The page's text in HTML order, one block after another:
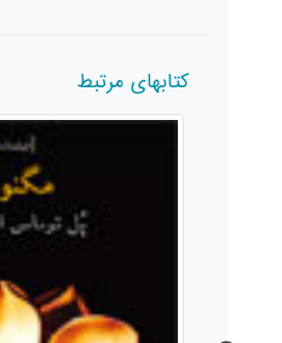
کتابهای مرتبط